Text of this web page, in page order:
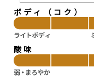
ボディ（コク）
酸味